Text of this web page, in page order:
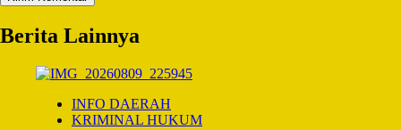
Berita Lainnya
INFO DAERAH
KRIMINAL HUKUM